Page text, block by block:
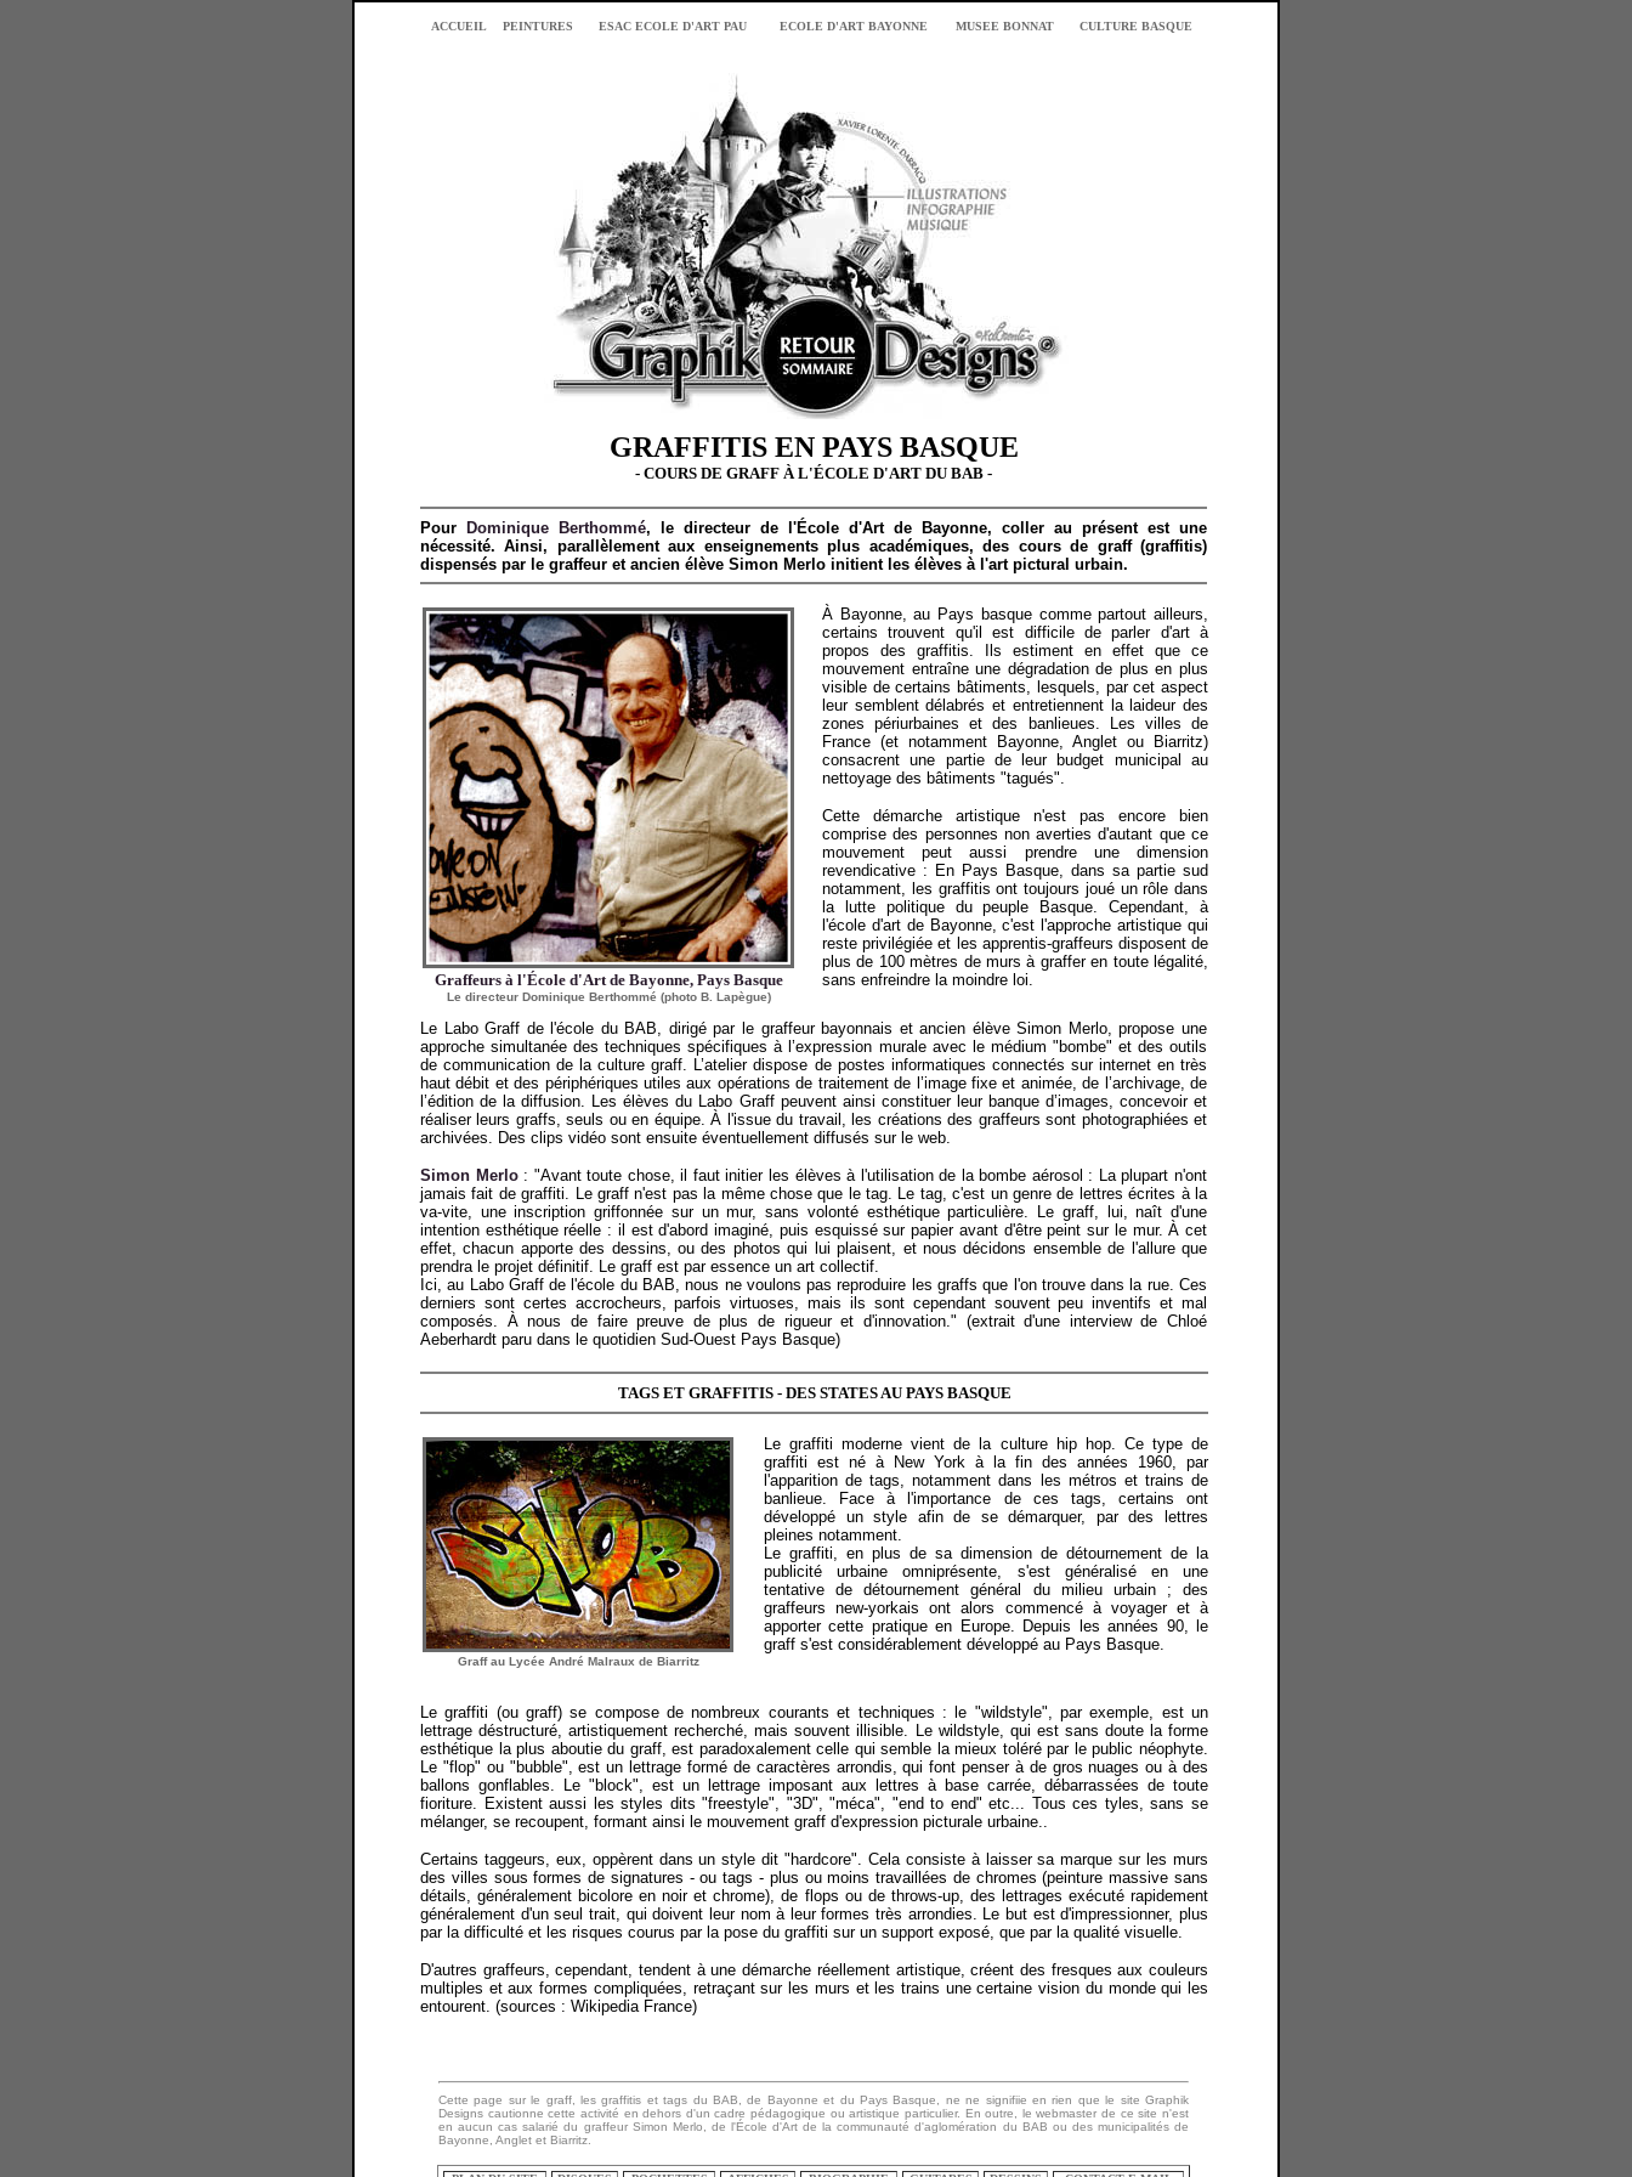
ACCUEIL PEINTURES ESAC ECOLE D'ART PAU ECOLE D'ART BAYONNE MUSEE BONNAT CULTURE BASQUE
GRAFFITIS EN PAYS BASQUE
- COURS DE GRAFF À L'ÉCOLE D'ART DU BAB -
Pour Dominique Berthommé, le directeur de l'École d'Art de Bayonne, coller au présent est une
nécessité. Ainsi, parallèlement aux enseignements plus académiques, des cours de graff (graffitis)
dispensés par le graffeur et ancien élève Simon Merlo initient les élèves à l'art pictural urbain.
Graffeurs à l'École d'Art de Bayonne, Pays Basque
Le directeur Dominique Berthommé (photo B. Lapègue)
À Bayonne, au Pays basque comme partout ailleurs,
certains trouvent qu'il est difficile de parler d'art à
propos des graffitis. Ils estiment en effet que ce
mouvement entraîne une dégradation de plus en plus
visible de certains bâtiments, lesquels, par cet aspect
leur semblent délabrés et entretiennent la laideur des
zones périurbaines et des banlieues. Les villes de
France (et notamment Bayonne, Anglet ou Biarritz)
consacrent une partie de leur budget municipal au
nettoyage des bâtiments "tagués".
Cette démarche artistique n'est pas encore bien
comprise des personnes non averties d'autant que ce
mouvement peut aussi prendre une dimension
revendicative : En Pays Basque, dans sa partie sud
notamment, les graffitis ont toujours joué un rôle dans
la lutte politique du peuple Basque. Cependant, à
l'école d'art de Bayonne, c'est l'approche artistique qui
reste privilégiée et les apprentis-graffeurs disposent de
plus de 100 mètres de murs à graffer en toute légalité,
sans enfreindre la moindre loi.
Le Labo Graff de l'école du BAB, dirigé par le graffeur bayonnais et ancien élève Simon Merlo, propose une
approche simultanée des techniques spécifiques à l’expression murale avec le médium "bombe" et des outils
de communication de la culture graff. L’atelier dispose de postes informatiques connectés sur internet en très
haut débit et des périphériques utiles aux opérations de traitement de l’image fixe et animée, de l’archivage, de
l’édition de la diffusion. Les élèves du Labo Graff peuvent ainsi constituer leur banque d’images, concevoir et
réaliser leurs graffs, seuls ou en équipe. À l'issue du travail, les créations des graffeurs sont photographiées et
archivées. Des clips vidéo sont ensuite éventuellement diffusés sur le web.
Simon Merlo: "Avant toute chose, il faut initier les élèves à l'utilisation de la bombe aérosol : La plupart n'ont
jamais fait de graffiti. Le graff n'est pas la même chose que le tag. Le tag, c'est un genre de lettres écrites à la
va-vite, une inscription griffonnée sur un mur, sans volonté esthétique particulière. Le graff, lui, naît d'une
intention esthétique réelle : il est d'abord imaginé, puis esquissé sur papier avant d'être peint sur le mur. À cet
effet, chacun apporte des dessins, ou des photos qui lui plaisent, et nous décidons ensemble de l'allure que
prendra le projet définitif. Le graff est par essence un art collectif.
Ici, au Labo Graff de l'école du BAB, nous ne voulons pas reproduire les graffs que l'on trouve dans la rue. Ces
derniers sont certes accrocheurs, parfois virtuoses, mais ils sont cependant souvent peu inventifs et mal
composés. À nous de faire preuve de plus de rigueur et d'innovation." (extrait d'une interview de Chloé
Aeberhardt paru dans le quotidien Sud-Ouest Pays Basque)
TAGS ET GRAFFITIS - DES STATES AU PAYS BASQUE
Graff au Lycée André Malraux de Biarritz
Le graffiti moderne vient de la culture hip hop. Ce type de
graffiti est né à New York à la fin des années 1960, par
l'apparition de tags, notamment dans les métros et trains de
banlieue. Face à l'importance de ces tags, certains ont
développé un style afin de se démarquer, par des lettres
pleines notamment.
Le graffiti, en plus de sa dimension de détournement de la
publicité urbaine omniprésente, s'est généralisé en une
tentative de détournement général du milieu urbain ; des
graffeurs new-yorkais ont alors commencé à voyager et à
apporter cette pratique en Europe. Depuis les années 90, le
graff s'est considérablement développé au Pays Basque.
Le graffiti (ou graff) se compose de nombreux courants et techniques : le "wildstyle", par exemple, est un
lettrage déstructuré, artistiquement recherché, mais souvent illisible. Le wildstyle, qui est sans doute la forme
esthétique la plus aboutie du graff, est paradoxalement celle qui semble la mieux toléré par le public néophyte.
Le "flop" ou "bubble", est un lettrage formé de caractères arrondis, qui font penser à de gros nuages ou à des
ballons gonflables. Le "block", est un lettrage imposant aux lettres à base carrée, débarrassées de toute
fioriture. Existent aussi les styles dits "freestyle", "3D", "méca", "end to end" etc... Tous ces tyles, sans se
mélanger, se recoupent, formant ainsi le mouvement graff d'expression picturale urbaine..
Certains taggeurs, eux, oppèrent dans un style dit "hardcore". Cela consiste à laisser sa marque sur les murs
des villes sous formes de signatures - ou tags - plus ou moins travaillées de chromes (peinture massive sans
détails, généralement bicolore en noir et chrome), de flops ou de throws-up, des lettrages exécuté rapidement
généralement d'un seul trait, qui doivent leur nom à leur formes très arrondies. Le but est d'impressionner, plus
par la difficulté et les risques courus par la pose du graffiti sur un support exposé, que par la qualité visuelle.
D'autres graffeurs, cependant, tendent à une démarche réellement artistique, créent des fresques aux couleurs
multiples et aux formes compliquées, retraçant sur les murs et les trains une certaine vision du monde qui les
entourent. (sources : Wikipedia France)
Cette page sur le graff, les graffitis et tags du BAB, de Bayonne et du Pays Basque, ne ne signifiie en rien que le site Graphik
Designs cautionne cette activité en dehors d'un cadre pédagogique ou artistique particulier. En outre, le webmaster de ce site n'est
en aucun cas salarié du graffeur Simon Merlo, de l'École d'Art de la communauté d'aglomération du BAB ou des municipalités de
Bayonne, Anglet et Biarritz.